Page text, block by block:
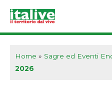
Home » Sagre ed Eventi
2026